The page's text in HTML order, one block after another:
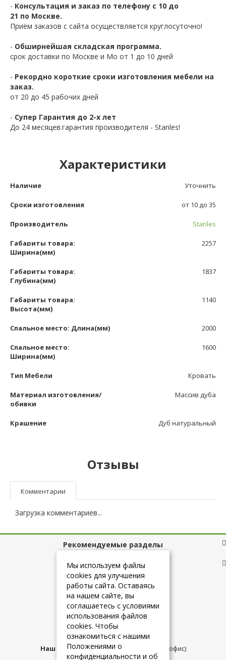
- Консультация и заказ по телефону с 10 до
21 по Москве.
Приём заказов с сайта осуществляется круглосуточно!
- Обширнейшая складская программа.
срок доставки по Москве и Мо от 1 до 10 дней
- Рекордно короткие сроки изготовления мебели на
заказ.
от 20 до 45 рабочих дней
- Супер Гарантия до 2-х лет
До 24 месяцев.гарантия производителя - Stanles!
Характеристики
Наличие Уточнить
Сроки изготовления от 10 до 35
Производитель Stanles
Габариты товара:
Ширина(мм)
2257
Габариты товара:
Глубина(мм)
1837
Габариты товара:
Высота(мм)
1140
Спальное место: Длина(мм) 2000
Спальное место:
Ширина(мм)
1600
Тип Мебели Кровать
Материал изготовления/
обивки
Массив дуба
Крашение Дуб натуральный
Отзывы
Комментарии
Загрузка комментариев...
Рекомендуемые разделы
Полезные ссылки
+7 (925) 084-10-60
Наш адрес:Москва,ул.Плещеева д.12 (офис)
Мы используем файлы
cookies для улучшения
работы сайта. Оставаясь
на нашем сайте, вы
соглашаетесь с условиями
использования файлов
cookies. Чтобы
ознакомиться с нашими
Положениями о
конфиденциальности и об